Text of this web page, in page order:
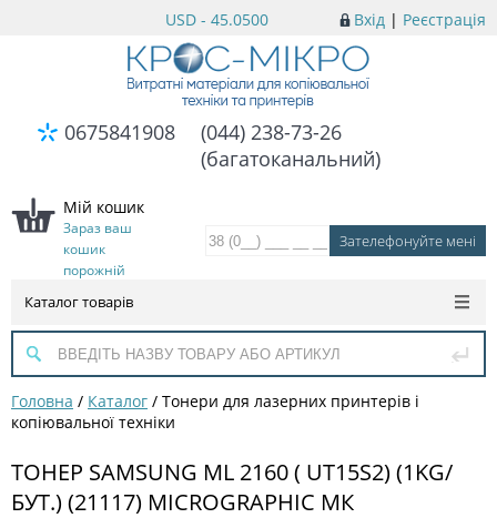
Вхід | Реєстрація
USD - 45.0500
0675841908
(044) 238-73-26
(багатоканальний)
Мій кошик
Зараз ваш
кошик
порожній
Каталог товарів
Головна / Каталог / Тонери для лазерних принтерів і
копіювальної техніки
ТОНЕР SAMSUNG ML 2160 ( UT15S2) (1KG/
БУТ.) (21117) MICROGRAPHIC МК